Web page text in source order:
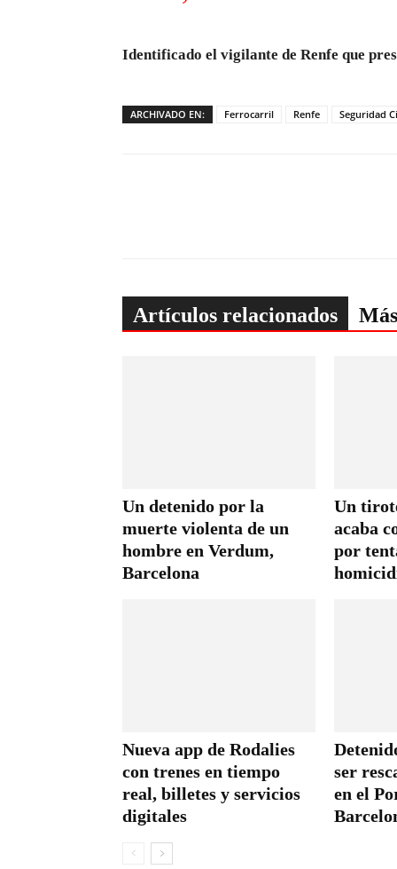
Identificado el vigilante de Renfe que
ARCHIVADO EN: Ferrocarril Renfe Seguridad
Artículos relacionados
Un detenido por la
muerte violenta de un
hombre en Verdum,
Barcelona
Un
acaba
por
Nueva app de Rodalies
con trenes en tiempo
real, billetes y servicios
digitales
ser
en el